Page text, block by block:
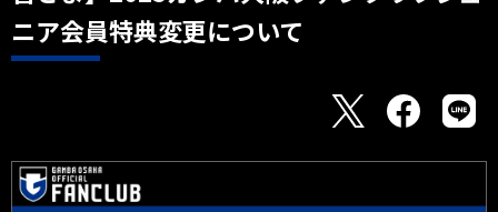
ニア会員特典変更について